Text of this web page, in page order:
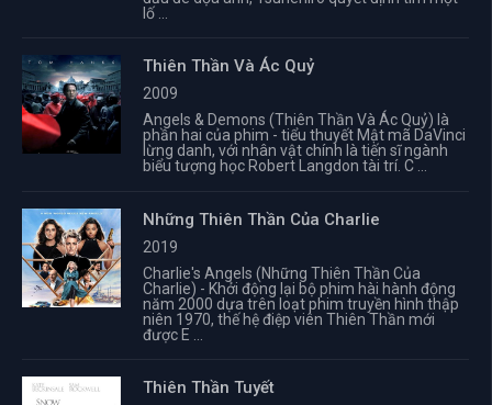
lố ...
Thiên Thần Và Ác Quỷ
2009
Angels & Demons (Thiên Thần Và Ác Quỷ) là
phần hai của phim - tiểu thuyết Mật mã DaVinci
lừng danh, với nhân vật chính là tiến sĩ ngành
biểu tượng học Robert Langdon tài trí. C ...
Những Thiên Thần Của Charlie
2019
Charlie's Angels (Những Thiên Thần Của
Charlie) - Khởi động lại bộ phim hài hành động
năm 2000 dựa trên loạt phim truyền hình thập
niên 1970, thế hệ điệp viên Thiên Thần mới
được E ...
Thiên Thần Tuyết